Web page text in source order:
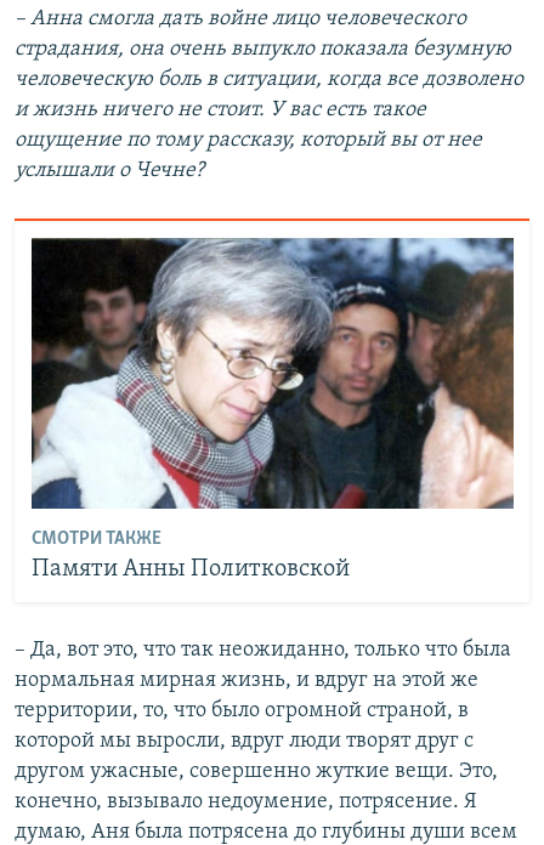
– Анна смогла дать войне лицо человеческого
страдания, она очень выпукло показала безумную
человеческую боль в ситуации, когда все дозволено
и жизнь ничего не стоит. У вас есть такое
ощущение по тому рассказу, который вы от нее
услышали о Чечне?
СМОТРИ ТАКЖЕ
Памяти Анны Политковской
– Да, вот это, что так неожиданно, только что была
нормальная мирная жизнь, и вдруг на этой же
территории, то, что было огромной страной, в
которой мы выросли, вдруг люди творят друг с
другом ужасные, совершенно жуткие вещи. Это,
конечно, вызывало недоумение, потрясение. Я
думаю, Аня была потрясена до глубины души всем